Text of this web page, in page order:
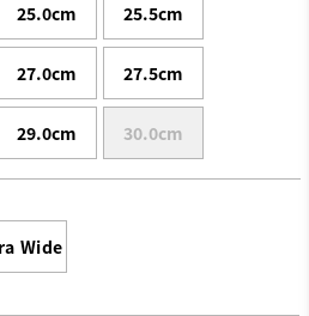
25.0cm 25.5cm
27.0cm 27.5cm
29.0cm 30.0cm
Wide